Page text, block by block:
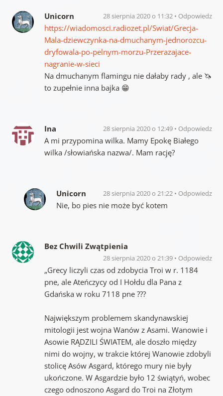
Unicorn 28 sierpnia 2020 o 11:32 Odpowiedz
https://wiadomosci.radiozet.pl/Swiat/Grecja-
Mala-dziewczynka-na-dmuchanym-jednorozcu-
dryfowala-po-pelnym-morzu-Przerazajace-
nagranie-w-sieci
Na dmuchanym flamingu nie dałaby rady , ale 🦄
to zupełnie inna bajka 😁
Ina 28 sierpnia 2020 o 12:49 Odpowiedz
A mi przypomina wilka. Mamy Epokę Białego
wilka /słowiańska nazwa/. Mam rację?
Unicorn 28 sierpnia 2020 o 21:22 Odpowiedz
Nie, bo pies nie może być kotem
Bez Chwili Zwątpienia
28 sierpnia 2020 o 21:39 Odpowiedz
„Grecy liczyli czas od zdobycia Troi w r. 1184
pne, ale Ateńczycy od I Hołdu dla Pana z
Gdańska w roku 7118 pne ???
Największym problemem skandynawskiej
mitologii jest wojna Wanów z Asami. Wanowie i
Asowie RĄDZILI ŚWIATEM, ale doszło między
nimi do wojny, w trakcie której Wanowie zdobyli
stolicę Asów Asgard, którego mury nie były
ukończone. W Asgardzie było 12 świątyń, wobec
czego odnoszono Asgard do Troi na Złotym